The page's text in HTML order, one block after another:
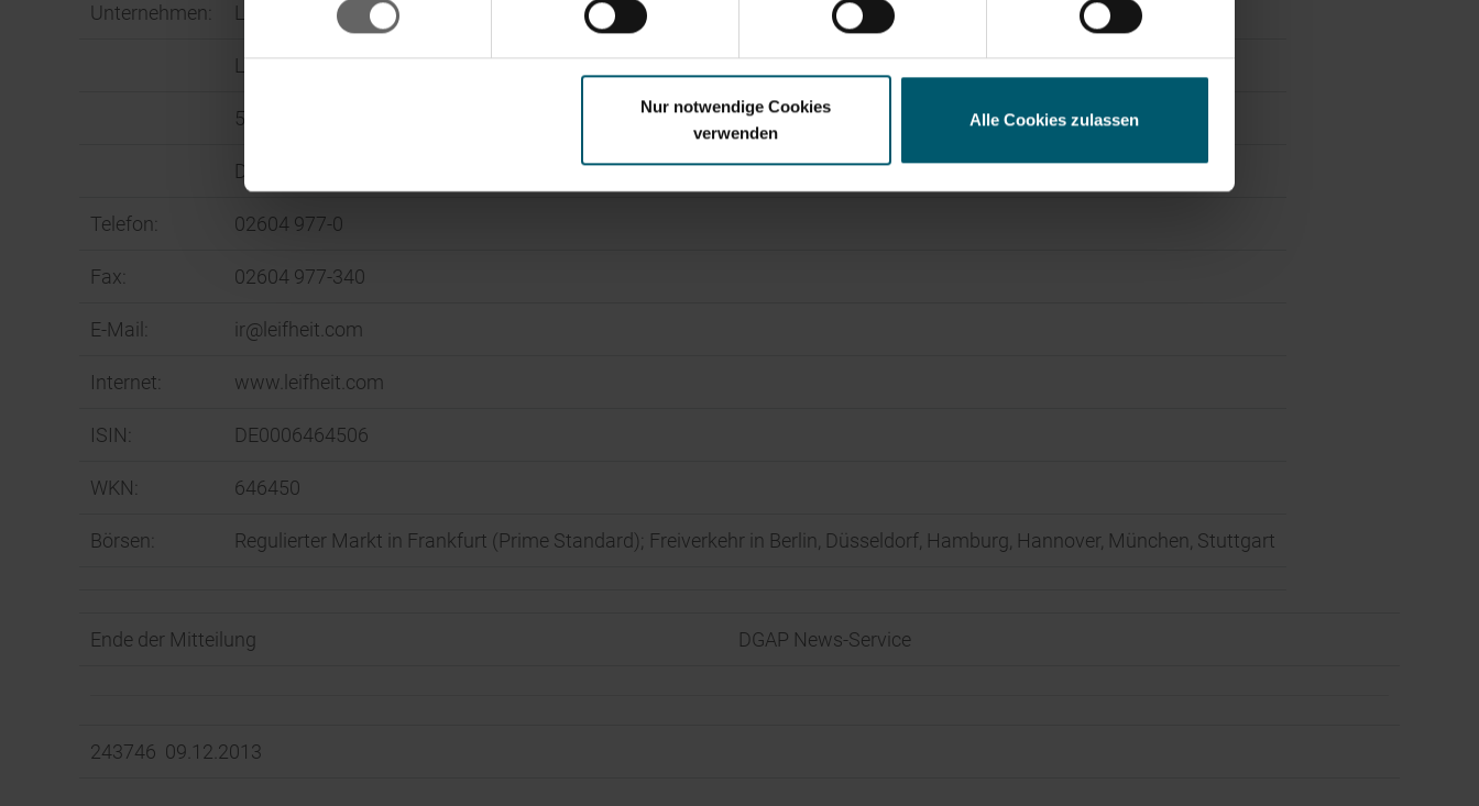
Nur notwendige Cookies
verwenden
Alle Cookies zulassen
Unternehmen: Leifheit AG
Leifheitstraße
56377 Nassau
Deutschland
Telefon: 02604 977-0
Fax: 02604 977-340
E-Mail: ir@leifheit.com
Internet: www.leifheit.com
ISIN: DE0006464506
WKN: 646450
Börsen: Regulierter Markt in Frankfurt (Prime Standard); Freiverkehr in Berlin, Düsseldorf, Hamburg, Hannover, München, Stuttgart
Ende der Mitteilung DGAP News-Service
243746 09.12.2013